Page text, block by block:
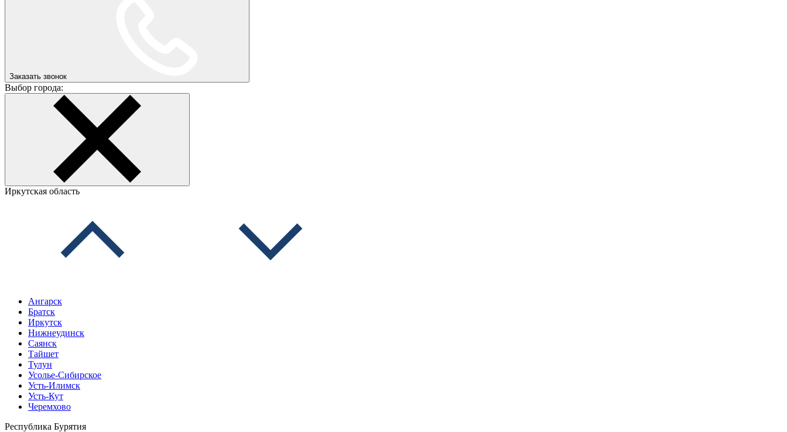
Заказать звонок
Выбор города:
Иркутская область
Ангарск
Братск
Иркутск
Нижнеудинск
Саянск
Тайшет
Тулун
Усолье-Сибирское
Усть-Илимск
Усть-Кут
Черемхово
Республика Бурятия